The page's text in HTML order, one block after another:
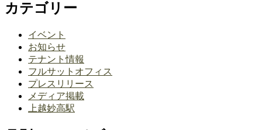
カテゴリー
イベント
お知らせ
テナント情報
フルサットオフィス
プレスリリース
メディア掲載
上越妙高駅